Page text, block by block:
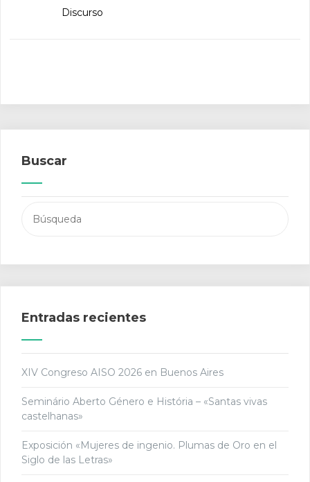
Discurso
Buscar
Entradas recientes
XIV Congreso AISO 2026 en Buenos Aires
Seminário Aberto Género e História – «Santas vivas
castelhanas»
Exposición «Mujeres de ingenio. Plumas de Oro en el
Siglo de las Letras»